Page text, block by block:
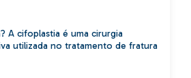
A cifoplastia é uma cirurgia
utilizada no tratamento de fratura